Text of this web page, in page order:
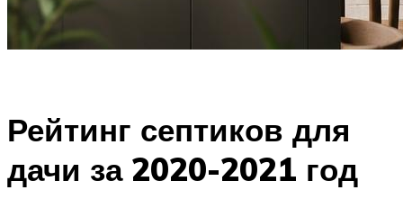
Рейтинг септиков для
дачи за 2020-2021 год